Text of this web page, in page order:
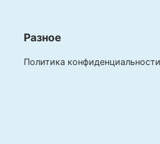
Разное
Политика